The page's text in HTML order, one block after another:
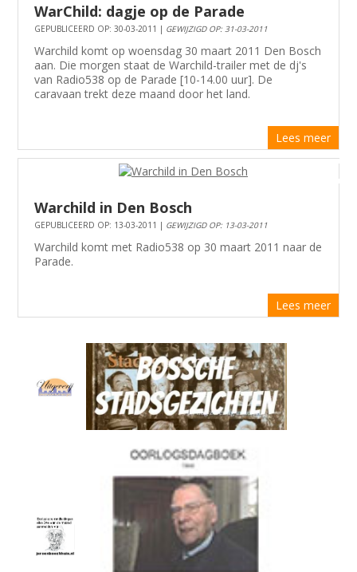
WarChild: dagje op de Parade
GEPUBLICEERD OP: 30-03-2011 | GEWIJZIGD OP: 31-03-2011
Warchild komt op woensdag 30 maart 2011 Den Bosch
aan. Die morgen staat de Warchild-trailer met de dj's
van Radio538 op de Parade [10-14.00 uur]. De
caravaan trekt deze maand door het land.
Lees meer
Warchild in Den Bosch
GEPUBLICEERD OP: 13-03-2011 | GEWIJZIGD OP: 13-03-2011
Warchild komt met Radio538 op 30 maart 2011 naar de
Parade.
Lees meer